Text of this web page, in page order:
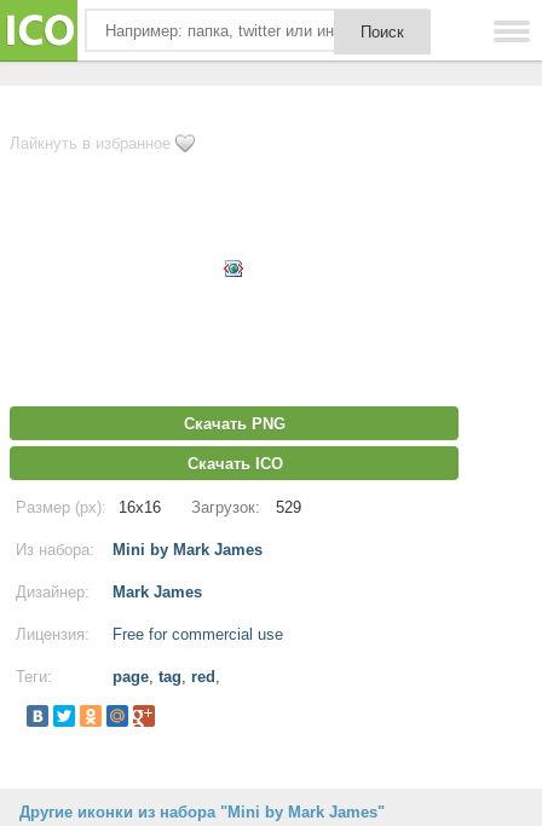
Лайкнуть в избранное
Скачать PNG
Скачать ICO
Размер (px): 16x16 Загрузок: 529
Из набора: Mini by Mark James
Дизайнер: Mark James
Лицензия: Free for commercial use
Теги: page, tag, red ,
Другие иконки из набора "Mini by Mark James"